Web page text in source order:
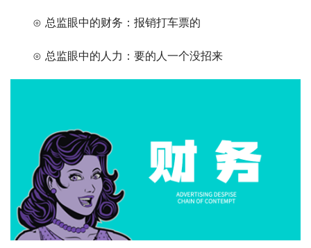
⊙ 总监眼中的财务：报销打车票的
⊙ 总监眼中的人力：要的人一个没招来